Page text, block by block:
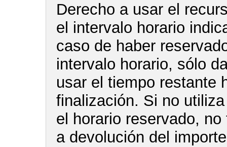
Derecho a usar el
el intervalo horario
caso de haber
intervalo horario, sólo
usar el tiempo restante
finalización. Si no
el horario reservado,
a devolución del